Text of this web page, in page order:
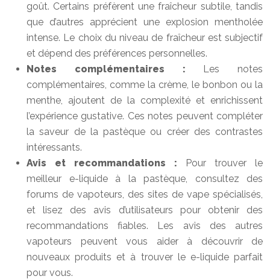
goût. Certains préfèrent une fraîcheur subtile, tandis
que d’autres apprécient une explosion mentholée
intense. Le choix du niveau de fraîcheur est subjectif
et dépend des préférences personnelles.
Notes complémentaires : Les notes
complémentaires, comme la crème, le bonbon ou la
menthe, ajoutent de la complexité et enrichissent
l’expérience gustative. Ces notes peuvent compléter
la saveur de la pastèque ou créer des contrastes
intéressants.
Avis et recommandations :
Pour trouver le
meilleur e-liquide à la pastèque, consultez des
forums de vapoteurs, des sites de vape spécialisés,
et lisez des avis d’utilisateurs pour obtenir des
recommandations fiables. Les avis des autres
vapoteurs peuvent vous aider à découvrir de
nouveaux produits et à trouver le e-liquide parfait
pour vous.